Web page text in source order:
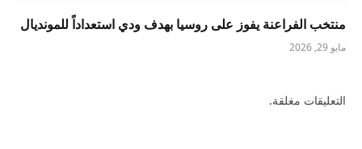
منتخب الفراعنة يفوز على روسيا بهدف ودي استعداداً للمونديال
مايو 29, 2026
التعليقات مغلقة.